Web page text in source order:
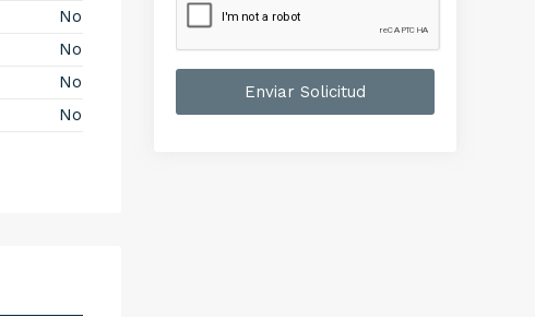
No
No
No
No
Enviar Solicitud